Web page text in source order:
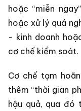
hoặc “miễn
hoặc xử lý quá
- kinh doanh
cơ chế kiểm soát.
Cơ chế tạm
thêm “thời gian
hậu quả, qua đó